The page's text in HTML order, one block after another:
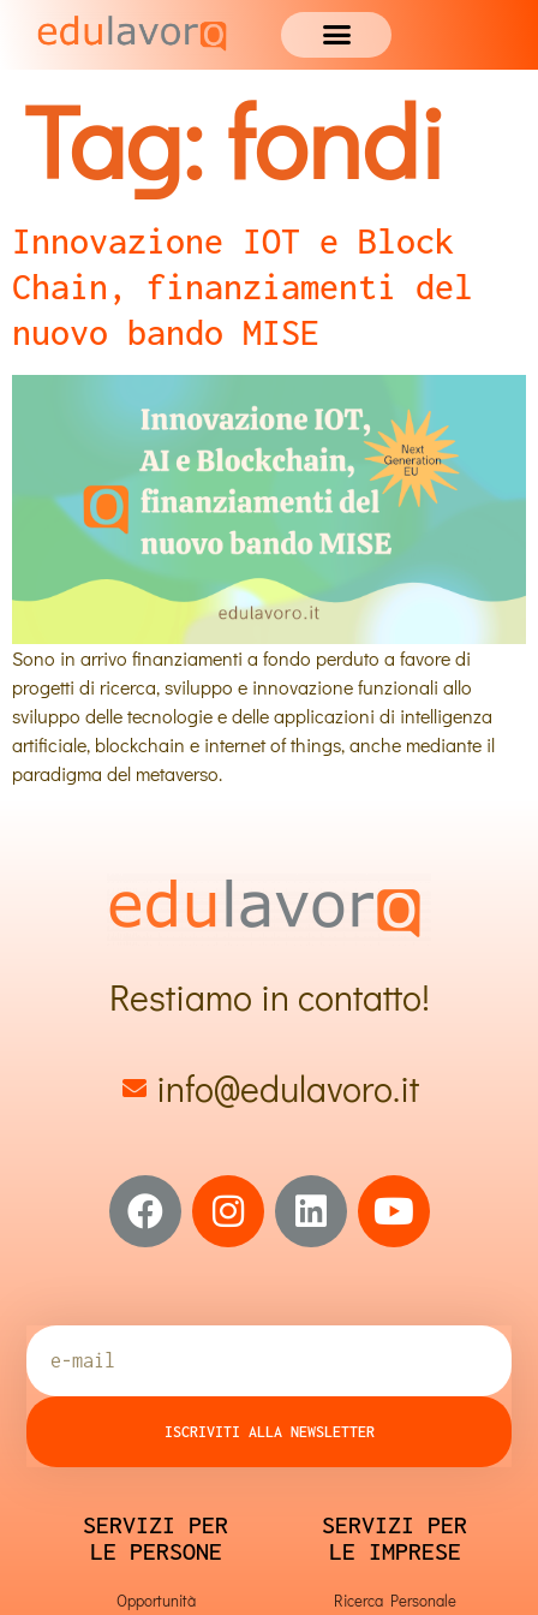
Tag:fondi
Innovazione IOT e Block
Chain, finanziamenti del
nuovo bando MISE
Sono in arrivo finanziamenti a fondo perduto a favore di
progetti di ricerca, sviluppo e innovazione funzionali allo
sviluppo delle tecnologie e delle applicazioni di intelligenza
artificiale, blockchain e internet of things, anche mediante il
paradigma del metaverso.
Restiamo in contatto!
info@edulavoro.it
ISCRIVITI ALLA NEWSLETTER
SERVIZI PER
LE PERSONE
Opportunità
SERVIZI PER
LE IMPRESE
Ricerca Personale